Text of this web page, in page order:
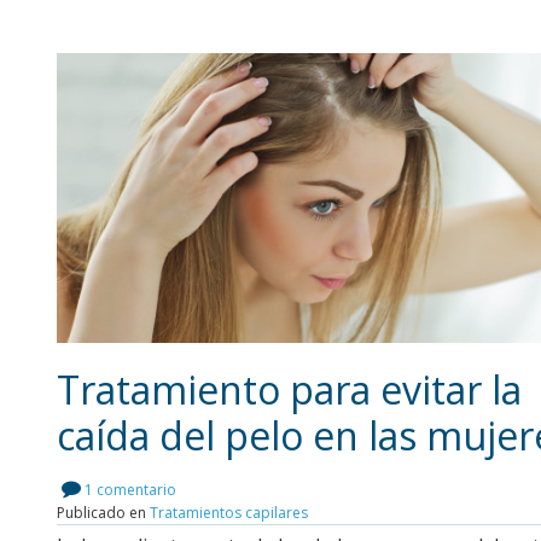
Tratamiento para evitar la
caída del pelo en las
1 comentario
Publicado en Tratamientos capilares